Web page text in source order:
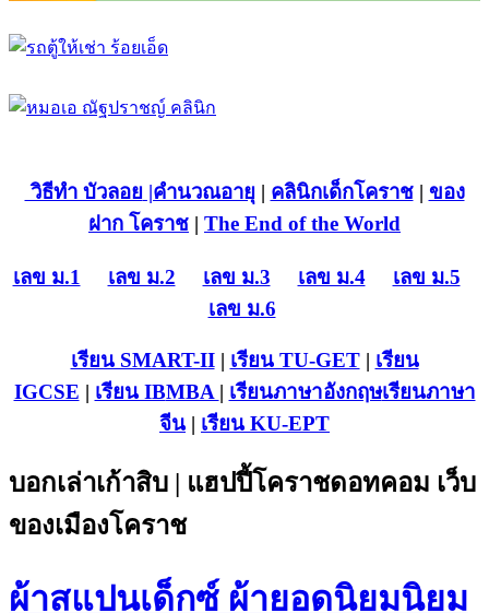
วิธีทำ บัวลอย |คำนวณอายุ | คลินิกเด็กโคราช| ของ
ฝาก โคราช | The End of the World
เลข ม.1 เลข ม.2 เลข ม.3 เลข ม.4
เลข ม.5
เลข ม.6
เรียน SMART-II| เรียน TU-GET| เรียน
IGCSE | เรียน IBMBA | เรียนภาษาอังกฤษเรียนภาษา
จีน | เรียน KU-EPT
บอกเล่าเก้าสิบ | แฮปปี้โคราชดอทคอม เว็บ
ของเมืองโคราช
ผ้าสแปนเด็กซ์ ผ้ายอดนิยมนิยม